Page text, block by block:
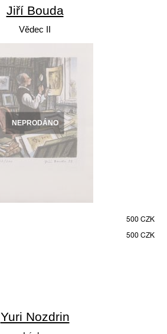
Jiří Bouda
Vědec II
NEPRODÁNO
500 CZK
500 CZK
Yuri Nozdrin